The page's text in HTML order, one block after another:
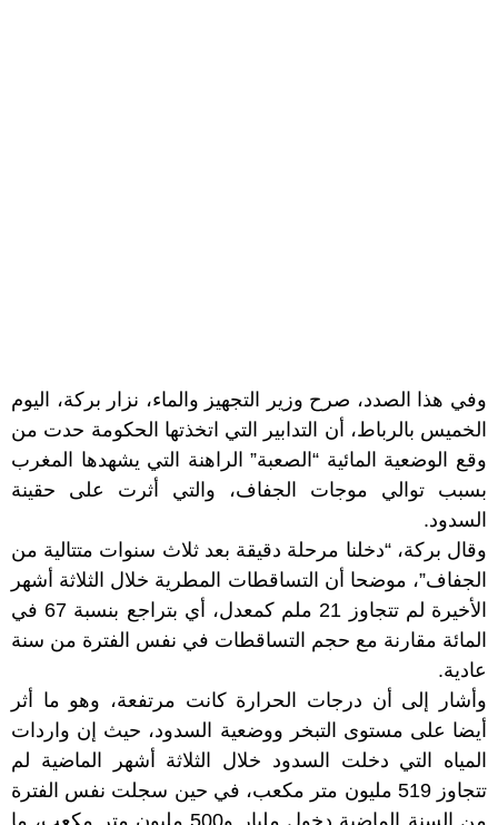
وفي هذا الصدد، صرح وزير التجهيز والماء، نزار بركة، اليوم
الخميس بالرباط، أن التدابير التي اتخذتها الحكومة حدت من
وقع الوضعية المائية “الصعبة” الراهنة التي يشهدها المغرب
بسبب توالي موجات الجفاف، والتي أثرت على حقينة
السدود.
وقال بركة، “دخلنا مرحلة دقيقة بعد ثلاث سنوات متتالية من
الجفاف”، موضحا أن التساقطات المطرية خلال الثلاثة أشهر
الأخيرة لم تتجاوز 21 ملم كمعدل، أي بتراجع بنسبة 67 في
المائة مقارنة مع حجم التساقطات في نفس الفترة من سنة
عادية.
وأشار إلى أن درجات الحرارة كانت مرتفعة، وهو ما أثر
أيضا على مستوى التبخر ووضعية السدود، حيث إن واردات
المياه التي دخلت السدود خلال الثلاثة أشهر الماضية لم
تتجاوز 519 مليون متر مكعب، في حين سجلت نفس الفترة
من السنة الماضية دخول مليار و500 مليون متر مكعب، ما